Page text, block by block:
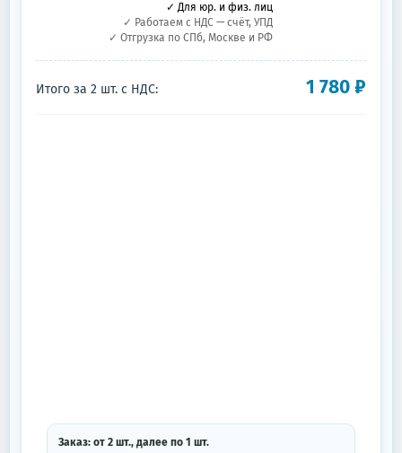
✓ Для юр. и физ. лиц
✓ Работаем с НДС — счёт, УПД
✓ Отгрузка по СПб, Москве и РФ
Итого за 2 шт. с НДС: 1 780₽
Заказ: от 2 шт., далее по 1 шт.